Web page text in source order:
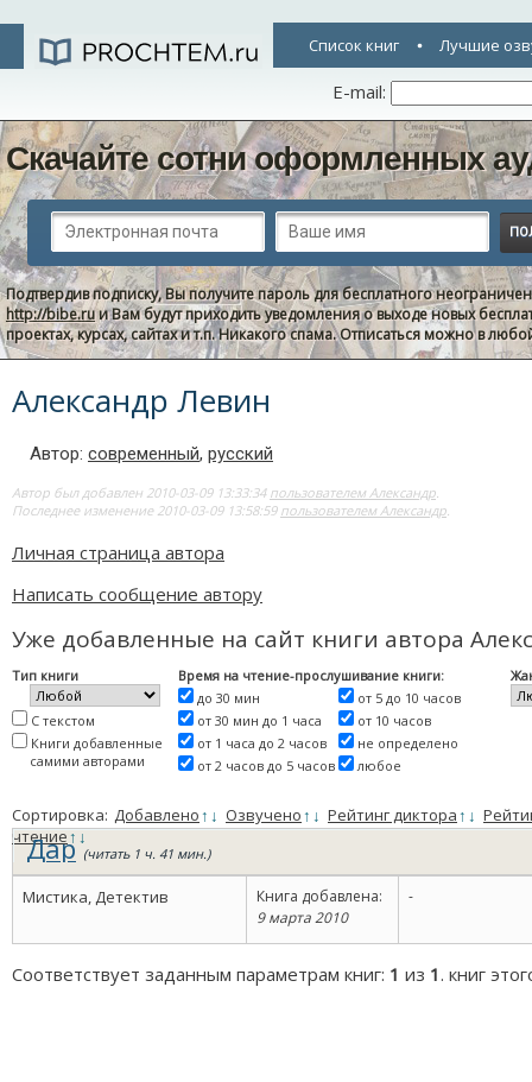
Список книг Лучшие
E-mail:
Скачайте сотни оформленных
Подтвердив подписку, Вы получите пароль для бесплатного
http://bibe.ruи Вам будут приходить уведомления о выходе новых
проектах, курсах, сайтах и т.п. Никакого спама. Отписаться можно в
Александр Левин
Автор: современный, русский
Автор был добавлен 2010-03-09 13:33:34 пользователем Александр.
Последнее изменение 2010-03-09 13:58:59 пользователем Александр.
Личная страница автора
Написать сообщение автору
Уже добавленные на сайт книги автора
Тип книги
С текстом
Книги добавленные
самими авторами
Время на чтение-прослушивание книги:
до 30 мин
от 30 мин до 1 часа
от 1 часа до 2 часов
от 2 часов до 5 часов
от 5 до 10 часов
от 10 часов
не определено
любое
Сортировка: Добавлено↑ ↓ Озвучено↑ ↓ Рейтинг диктора↑ ↓
чтение↑↓
Дар (читать 1 ч. 41 мин.)
Мистика, Детектив
Книга добавлена:
9 марта 2010
-
Соответствует заданным параметрам книг: 1 из 1. книг